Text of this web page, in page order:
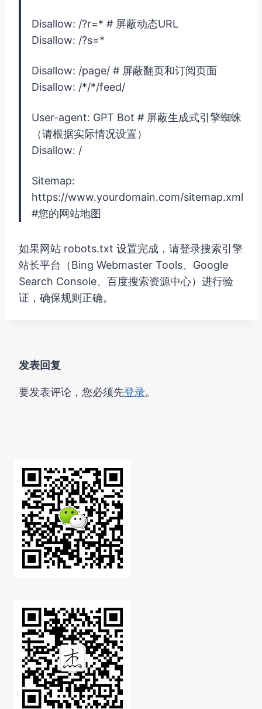
Disallow: /?r=* # 屏蔽动态URL
Disallow: /?s=*
Disallow: /page/ # 屏蔽翻页和订阅页面
Disallow: /*/*/feed/
User-agent: GPT Bot # 屏蔽生成式引擎蜘蛛
（请根据实际情况设置）
Disallow: /
Sitemap:
https://www.yourdomain.com/sitemap.xml
#您的网站地图
如果网站 robots.txt 设置完成，请登录搜索引擎
站长平台（Bing Webmaster Tools、Google
Search Console、百度搜索资源中心）进行验
证，确保规则正确。
发表回复
要发表评论，您必须先登录。